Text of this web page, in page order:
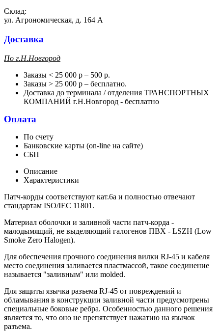
Склад:
ул. Агрономическая, д. 164 А
Доставка
По г.Н.Новгород
Заказы < 25 000 р – 500 р.
Заказы > 25 000 р – бесплатно.
Доставка до терминала / отделения ТРАНСПОРТНЫХ
КОМПАНИЙ г.Н.Новгород - бесплатно
Оплата
По счету
Банковские карты (on-line на сайте)
СБП
Описание
Характеристики
Патч-корды соответствуют кат.6a и полностью отвечают
стандартам ISO/IEC 11801.
Материал оболочки и заливной части патч-корда -
малодымящий, не выделяющий галогенов ПВХ - LSZH (Low
Smoke Zero Halogen).
Для обеспечения прочного соединения вилки RJ-45 и кабеля
место соединения заливается пластмассой, такое соединение
называется "заливным" или molded.
Для защиты язычка разъема RJ-45 от повреждений и
обламывания в конструкции заливной части предусмотрены
специальные боковые ребра. Особенностью данного решения
является то, что оно не препятствует нажатию на язычок
разъема.